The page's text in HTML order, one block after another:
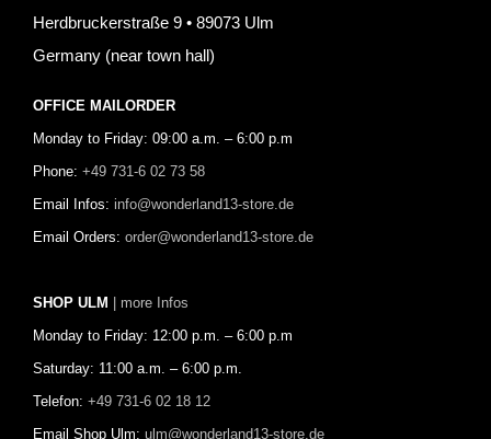
Herdbruckerstraße 9 • 89073 Ulm
Germany (near town hall)
OFFICE MAILORDER
Monday to Friday: 09:00 a.m. – 6:00 p.m
Phone: +49 731-6 02 73 58
Email Infos: info@wonderland13-store.de
Email Orders: order@wonderland13-store.de
SHOP ULM | more Infos
Monday to Friday: 12:00 p.m. – 6:00 p.m
Saturday: 11:00 a.m. – 6:00 p.m.
Telefon: +49 731-6 02 18 12
Email Shop Ulm: ulm@wonderland13-store.de